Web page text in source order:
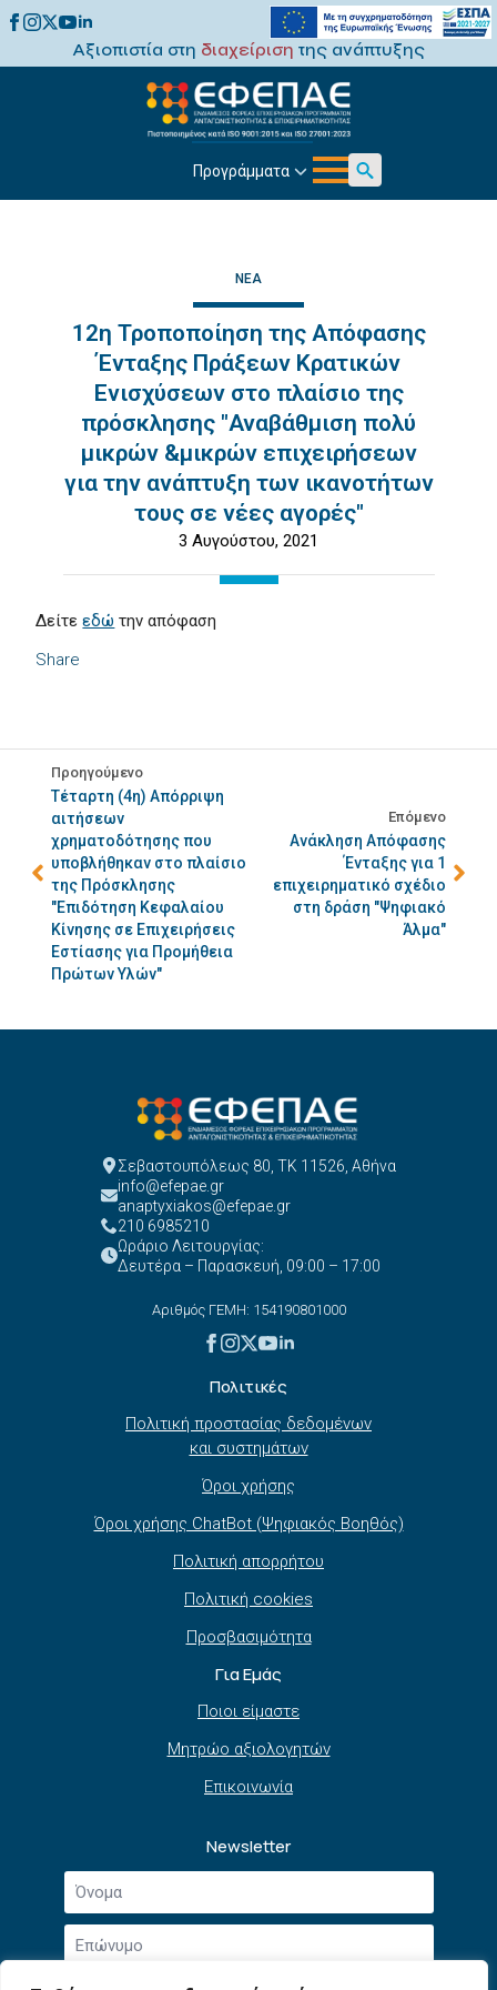
Αξιοπιστία στη διαχείριση της ανάπτυξης
Προγράμματα
Search
ΝΈΑ
12η Τροποποίηση της Απόφασης
Ένταξης Πράξεων Κρατικών
Ενισχύσεων στο πλαίσιο της
πρόσκλησης "Αναβάθμιση πολύ
μικρών &μικρών επιχειρήσεων
για την ανάπτυξη των ικανοτήτων
τους σε νέες αγορές"
3 Αυγούστου, 2021
Share
Δείτεεδώ την απόφαση
Προηγούμενο
Τέταρτη (4η) Απόρριψη
αιτήσεων
χρηματοδότησης που
υποβλήθηκαν στο πλαίσιο
της Πρόσκλησης
"Επιδότηση Κεφαλαίου
Κίνησης σε Επιχειρήσεις
Εστίασης για Προμήθεια
Πρώτων Υλών"
Επόμενο
Ανάκληση Απόφασης
Ένταξης για 1
επιχειρηματικό σχέδιο
στη δράση "Ψηφιακό
Άλμα"
Σεβαστουπόλεως 80, ΤΚ 11526, Αθήνα
info@efepae.gr
anaptyxiakos@efepae.gr
210 6985210
Ωράριο Λειτουργίας:
Δευτέρα – Παρασκευή, 09:00 – 17:00
Αριθμός ΓΕΜΗ: 154190801000
Πολιτικές
Πολιτική προστασίας δεδομένων
και συστημάτων
Όροι χρήσης
Όροι χρήσης ChatBot (Ψηφιακός Βοηθός)
Πολιτική απορρήτου
Πολιτική cookies
Προσβασιμότητα
Για Εμάς
Ποιοι είμαστε
Μητρώο αξιολογητών
Επικοινωνία
Newsletter
Όνομα
Επώνυμο
Email